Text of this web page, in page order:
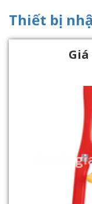
Thiết bị